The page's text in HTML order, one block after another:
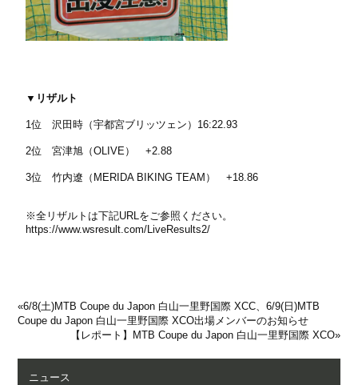
▼リザルト
1位 沢田時（宇都宮ブリッツェン）16:22.93
2位 宮津旭（OLIVE） +2.88
3位 竹内遼（MERIDA BIKING TEAM） +18.86
※全リザルトは下記URLをご参照ください。
https://www.wsresult.com/LiveResults2/
«6/8(土)MTB Coupe du Japon 白山一里野国際 XCC、6/9(日)MTB
Coupe du Japon 白山一里野国際 XCO出場メンバーのお知らせ
【レポート】MTB Coupe du Japon 白山一里野国際 XCO»
ニュース